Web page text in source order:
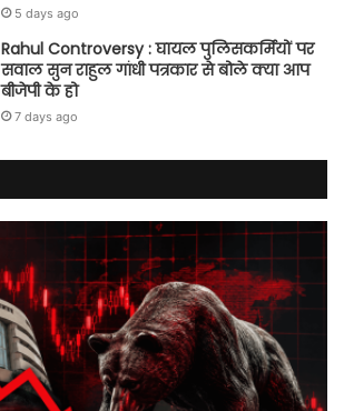
5 days ago
Rahul Controversy : घायल पुलिसकर्मियों पर
सवाल सुन राहुल गांधी पत्रकार से बोले क्या आप
बीजेपी के हो
7 days ago